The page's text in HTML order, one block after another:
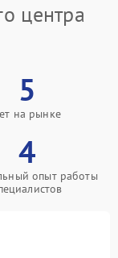
центра
5
на рынке
4
опыт работы